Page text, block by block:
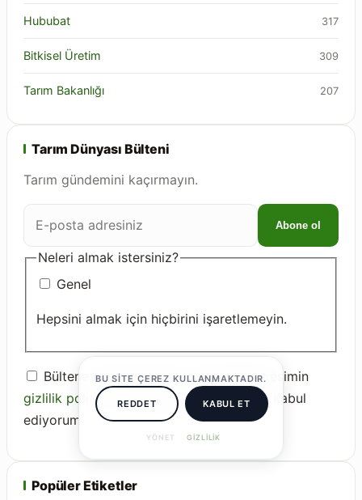
Hububat 317
Bitkisel Üretim 309
Tarım Bakanlığı 207
Tarım Dünyası Bülteni
Tarım gündemini kaçırmayın.
E-
posta
adresiniz
Abone ol
Neleri almak istersiniz?
Genel
Hepsini almak için hiçbirini işaretlemeyin.
Bültene abone olmayı ve e-posta adresimin
gizlilik politikasıkapsamında işlenmesini kabul
ediyorum.
Popüler Etiketler
BU SITE ÇEREZ KULLANMAKTADIR.
REDDET
YÖNET
KABUL ET
GIZLILIK